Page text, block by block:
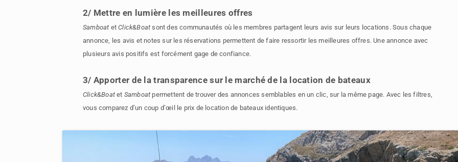
2/ Mettre en lumière les meilleures offres
Samboat etClick&Boat sont des communautés où les membres partagent leurs avis sur leurs locations. Sous chaque
annonce, les avis et notes sur les réservations permettent de faire ressortir les meilleures offres. Une annonce avec
plusieurs avis positifs est forcément gage de confiance.
3/ Apporter de la transparence sur le marché de la location de bateaux
Click&Boatet Samboat permettent de trouver des annonces semblables en un clic, sur la même page. Avec les filtres,
vous comparez d’un coup d’œil le prix de location de bateaux identiques.